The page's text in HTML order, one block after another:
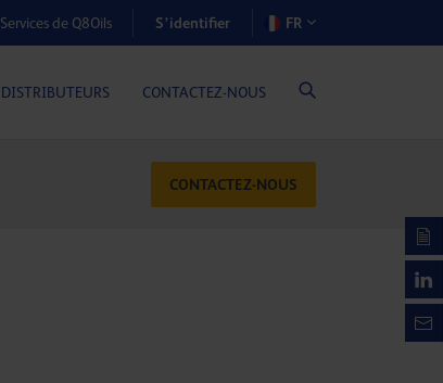
Services de Q8Oils S’identifier FR
DISTRIBUTEURS CONTACTEZ-NOUS
CONTACTEZ-NOUS